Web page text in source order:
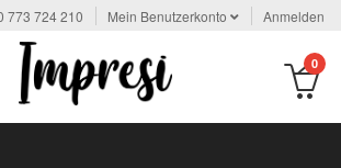
773 724 210 Mein Benutzerkonto Anmelden
0